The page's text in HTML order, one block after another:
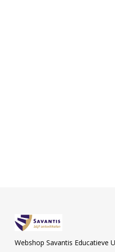
Webshop Savantis Educatieve